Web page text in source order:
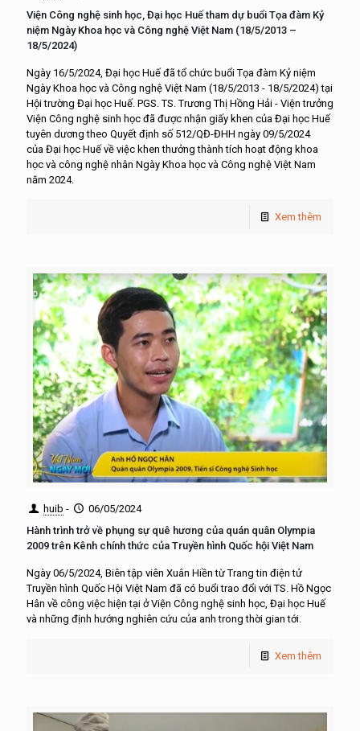
Viện Công nghệ sinh học, Đại học Huế tham dự buổi Tọa đàm Kỷ
niệm Ngày Khoa học và Công nghệ Việt Nam (18/5/2013 –
18/5/2024)
Ngày 16/5/2024, Đại học Huế đã tổ chức buổi Tọa đàm Kỷ niệm
Ngày Khoa học và Công nghệ Việt Nam (18/5/2013 - 18/5/2024) tại
Hội trường Đại học Huế. PGS. TS. Trương Thị Hồng Hải - Viện trưởng
Viện Công nghệ sinh học đã được nhận giấy khen của Đại học Huế
tuyên dương theo Quyết định số 512/QĐ-ĐHH ngày 09/5/2024
của Đại học Huế về việc khen thưởng thành tích hoạt động khoa
học và công nghệ nhân Ngày Khoa học và Công nghệ Việt Nam
năm 2024.
Xem thêm
huib -
06/05/2024
Hành trình trở về phụng sự quê hương của quán quân Olympia
2009 trên Kênh chính thức của Truyền hình Quốc hội Việt Nam
Ngày 06/5/2024, Biên tập viên Xuân Hiền từ Trang tin điện tử
Truyền hình Quốc Hội Việt Nam đã có buổi trao đổi với TS. Hồ Ngọc
Hân về công việc hiện tại ở Viện Công nghệ sinh học, Đại học Huế
và những định hướng nghiên cứu của anh trong thời gian tới.
Xem thêm